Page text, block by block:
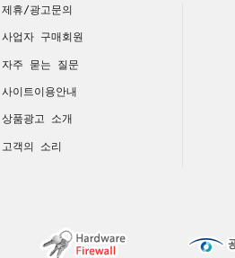
제휴/광고문의
사업자 구매회원
자주 묻는 질문
사이트이용안내
상품광고 소개
고객의 소리